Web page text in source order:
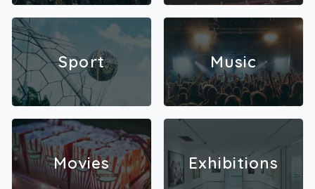
Sport Music
Movies Exhibitions